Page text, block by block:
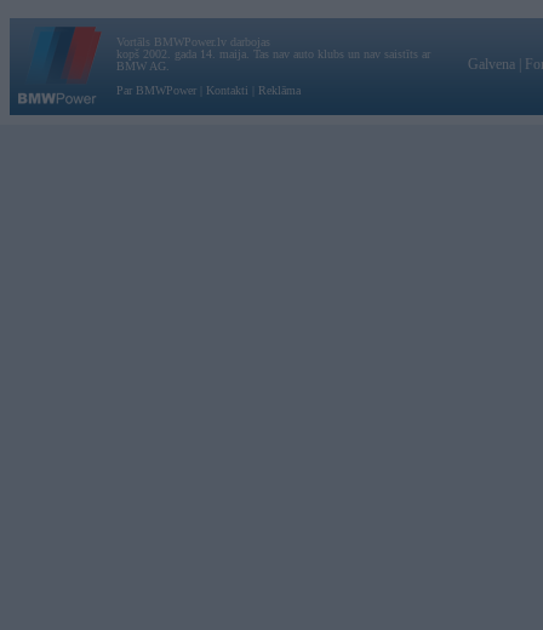
Vortāls BMWPower.lv darbojas
kopš 2002. gada 14. maija. Tas nav auto klubs un nav saistīts ar
BMW AG.
Par BMWPower
Kontakti Reklāma
Galvena